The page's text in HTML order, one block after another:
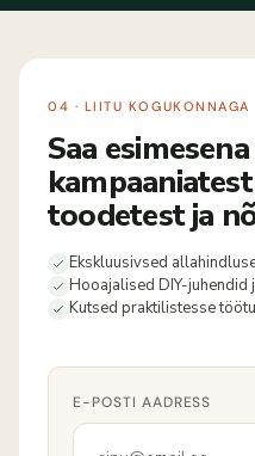
04 · LIITU KOGUKONNAGA
Saa
toodetest ja
Ekskluusivsed
Hooajalised DIY-juhendid
Kutsed praktilistesse
E-POSTI AADRESS